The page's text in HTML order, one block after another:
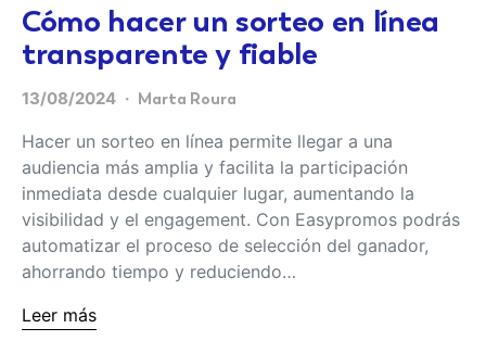
Cómo hacer un sorteo en línea
transparente y fiable
13/08/2024 Marta Roura
Hacer un sorteo en línea permite llegar a una
audiencia más amplia y facilita la participación
inmediata desde cualquier lugar, aumentando la
visibilidad y el engagement. Con Easypromos podrás
automatizar el proceso de selección del ganador,
ahorrando tiempo y reduciendo…
Leer más